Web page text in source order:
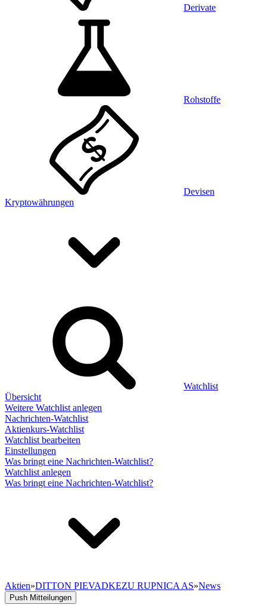
Derivate
Rohstoffe
Devisen
Kryptowährungen
Watchlist
Übersicht
Weitere Watchlist anlegen
Nachrichten-Watchlist
Aktienkurs-Watchlist
Watchlist bearbeiten
Einstellungen
Was bringt eine Nachrichten-Watchlist?
Watchlist anlegen
Was bringt eine Nachrichten-Watchlist?
Aktien»DITTON PIEVADKEZU RUPNICA AS»News
Push Mitteilungen